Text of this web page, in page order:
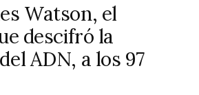
Watson, el
descifró la
ADN, a los 97